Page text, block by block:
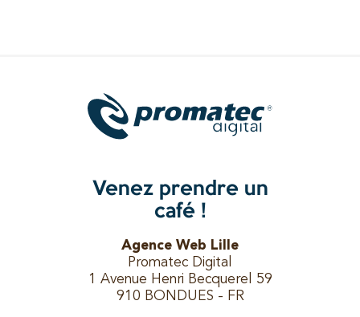
Venez prendre un
café !
Agence Web Lille
Promatec Digital
1 Avenue Henri Becquerel 59
910 BONDUES - FR